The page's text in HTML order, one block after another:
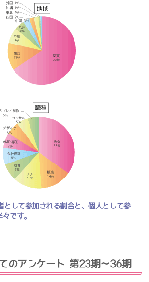
として参加される割合と、個人として参
です。
のアンケート 第23期～36期